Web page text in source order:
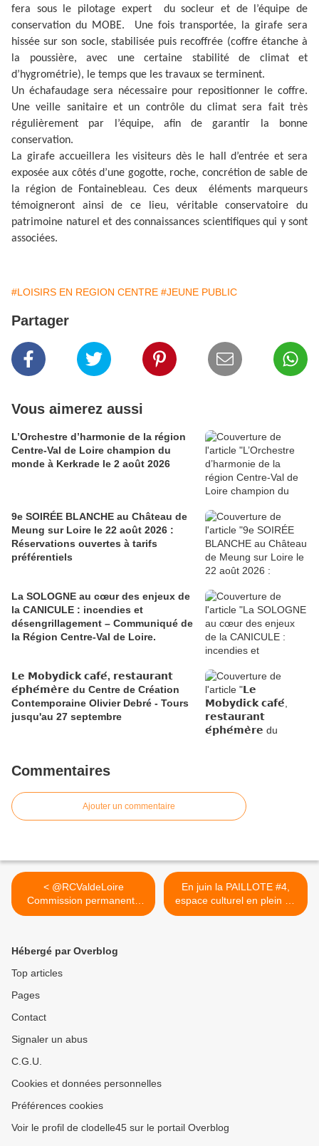
fera sous le pilotage expert du socleur et de l’équipe de
conservation du MOBE. Une fois transportée, la girafe sera
hissée sur son socle, stabilisée puis recoffrée (coffre étanche à
la poussière, avec une certaine stabilité de climat et
d’hygrométrie), le temps que les travaux se terminent.
Un échafaudage sera nécessaire pour repositionner le coffre.
Une veille sanitaire et un contrôle du climat sera fait très
régulièrement par l’équipe, afin de garantir la bonne
conservation.
La girafe accueillera les visiteurs dès le hall d’entrée et sera
exposée aux côtés d’une gogotte, roche, concrétion de sable de
la région de Fontainebleau. Ces deux éléments marqueurs
témoigneront ainsi de ce lieu, véritable conservatoire du
patrimoine naturel et des connaissances scientifiques qui y sont
associées.
#LOISIRS EN REGION CENTRE #JEUNE PUBLIC
Partager
Vous aimerez aussi
L’Orchestre d’harmonie de la région
Centre-Val de Loire champion du
monde à Kerkrade le 2 août 2026
9e SOIRÉE BLANCHE au Château de
Meung sur Loire le 22 août 2026 :
Réservations ouvertes à tarifs
préférentiels
La SOLOGNE au cœur des enjeux de
la CANICULE : incendies et
désengrillagement – Communiqué de
la Région Centre-Val de Loire.
𝗟𝗲 𝗠𝗼𝗯𝘆𝗱𝗶𝗰𝗸 𝗰𝗮𝗳𝗲́, 𝗿𝗲𝘀𝘁𝗮𝘂𝗿𝗮𝗻𝘁
𝗲́𝗽𝗵𝗲́𝗺𝗲̀𝗿𝗲 du Centre de Création
Contemporaine Olivier Debré - Tours
jusqu'au 27 septembre
Commentaires
Ajouter un commentaire
< @RCValdeLoire
Commission permanente
régionale 12...
En juin la PAILLOTE #4,
espace culturel en plein air
d’Orléans, s’embellit petit à
Hébergé par Overblog
Top articles
Pages
Contact
Signaler un abus
C.G.U.
Cookies et données personnelles
Préférences cookies
Voir le profil de clodelle45 sur le portail Overblog